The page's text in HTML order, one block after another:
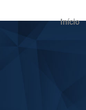
Início